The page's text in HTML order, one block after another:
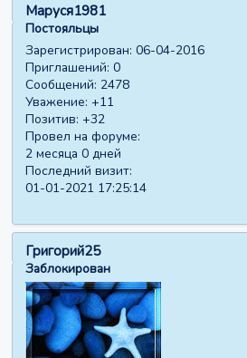
Маруся1981
Постояльцы
Зарегистрирован: 06-04-2016
Приглашений: 0
Сообщений: 2478
Уважение: +11
Позитив: +32
Провел на форуме:
2 месяца 0 дней
Последний визит:
01-01-2021 17:25:14
Григорий25
Заблокирован